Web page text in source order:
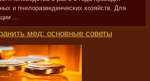
и пчелоразведенческих хозяйств. Для
...
мед: основные советы